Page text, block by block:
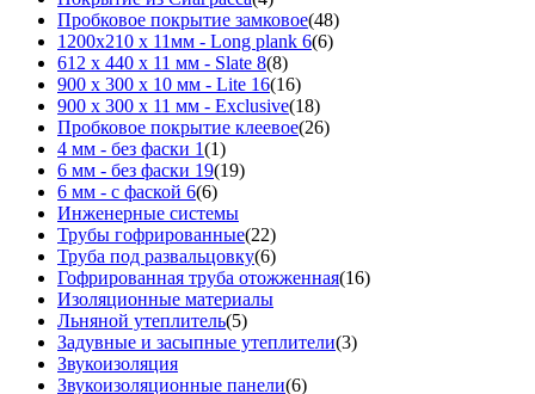
Пробковое покрытие замковое(48)
1200х210 х 11мм - Long plank 6(6)
612 х 440 х 11 мм - Slate 8(8)
900 х 300 х 10 мм - Lite 16(16)
900 х 300 х 11 мм - Exclusive(18)
Пробковое покрытие клеевое(26)
4 мм - без фаски 1(1)
6 мм - без фаски 19(19)
6 мм - с фаской 6(6)
Инженерные системы
Трубы гофрированные(22)
Труба под развальцовку(6)
Гофрированная труба отожженная(16)
Изоляционные материалы
Льняной утеплитель(5)
Задувные и засыпные утеплители(3)
Звукоизоляция
Звукоизоляционные панели(6)